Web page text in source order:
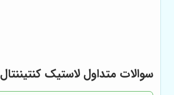
سوالات متداول لاستیک کنتیننتال